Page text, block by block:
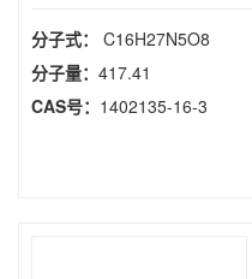
分子式： C16H27N5O8
分子量： 417.41
CAS号： 1402135-16-3